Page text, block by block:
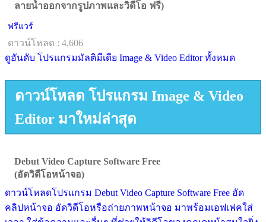
ลายน้ำออกจากรูปภาพและวิดีโอ ฟรี)
ฟรีแวร์
ดาวน์โหลด : 4,606
ดูอันดับ โปรแกรมมัลติมีเดีย Image & Video Editor ทั้งหมด
ดาวน์โหลด โปรแกรม Image & Video
Editor มาใหม่ล่าสุด
Debut Video Capture Software Free
(อัดวิดีโอหน้าจอ)
ดาวน์โหลดโปรแกรม Debut Video Capture Software Free อัด
คลิปหน้าจอ อัดวิดีโอหรือถ่ายภาพหน้าจอ มาพร้อมเอฟเฟคใส่